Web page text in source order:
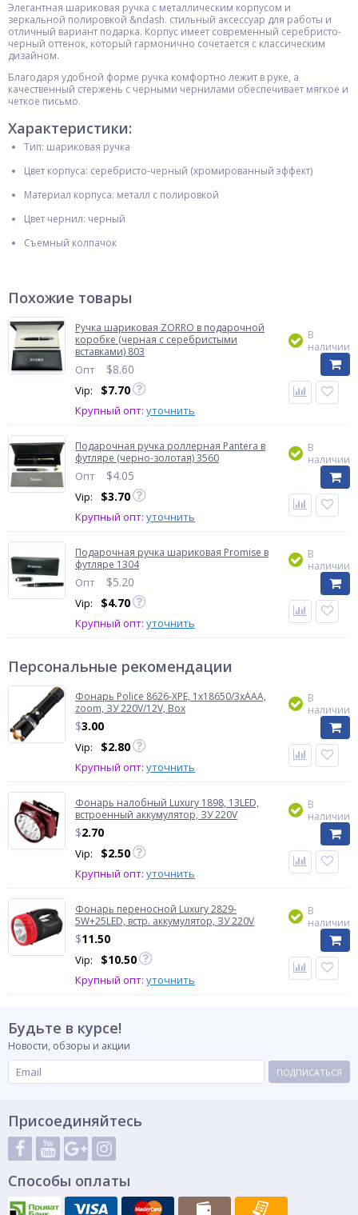
Элегантная шариковая ручка с металлическим корпусом и
зеркальной полировкой &ndash. стильный аксессуар для работы и
отличный вариант подарка. Корпус имеет современный серебристо-
черный оттенок, который гармонично сочетается с классическим
дизайном.
Благодаря удобной форме ручка комфортно лежит в руке, а
качественный стержень с черными чернилами обеспечивает мягкое и
четкое письмо.
Характеристики:
Тип: шариковая ручка
Цвет корпуса: серебристо-черный (хромированный эффект)
Материал корпуса: металл с полировкой
Цвет чернил: черный
Съемный колпачок
Похожие товары
Ручка шариковая ZORRO в подарочной
коробке (черная с серебристыми
вставками) 803
Опт $8.60
Vip: $7.70
Крупный опт: уточнить
В
наличии
Подарочная ручка роллерная Pantera в
футляре (черно-золотая) 3560
Опт $4.05
Vip: $3.70
Крупный опт: уточнить
В
наличии
Подарочная ручка шариковая Promise в
футляре 1304
Опт $5.20
Vip: $4.70
Крупный опт: уточнить
В
наличии
Персональные рекомендации
Фонарь Police 8626-XPE, 1х18650/3xAAA,
zoom, ЗУ 220V/12V, Box
$3.00
Vip: $2.80
Крупный опт: уточнить
В
наличии
Фонарь налобный Luxury 1898, 13LED,
встроенный аккумулятор, ЗУ 220V
$2.70
Vip: $2.50
Крупный опт: уточнить
В
наличии
Фонарь переносной Luxury 2829-
5W+25LED, встр. аккумулятор, ЗУ 220V
$11.50
Vip: $10.50
Крупный опт: уточнить
В
наличии
Будьте в курсе!
Новости, обзоры и акции
ПОДПИСАТЬСЯ
Присоединяйтесь
Способы оплаты